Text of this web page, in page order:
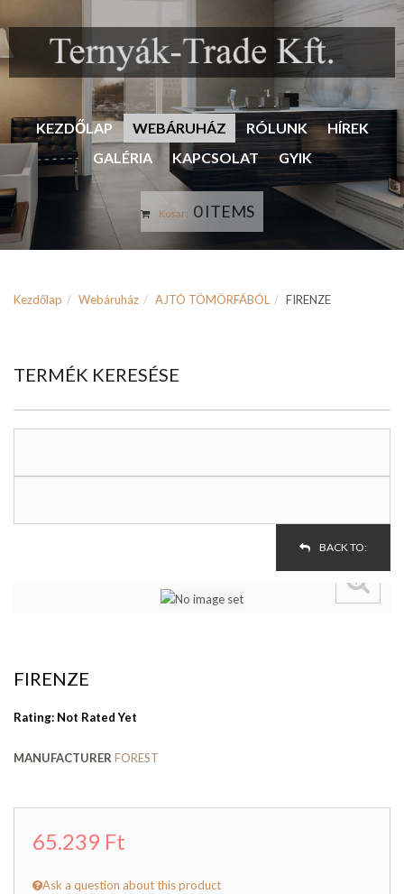
KEZDŐLAP WEBÁRUHÁZ RÓLUNK
HÍREK
GALÉRIA
KAPCSOLAT GYIK
Kosár: 0 ITEMS
Kezdőlap Webáruház AJTÓ TÖMÖRFÁBÓL FIRENZE
TERMÉK KERESÉSE
BACK TO:
FIRENZE
Rating: Not Rated Yet
MANUFACTURER FOREST
65.239 Ft
Ask a question about this product